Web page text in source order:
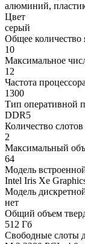
алюминий,
Цвет
серый
Общее количество
10
Максимальное
12
Частота процессора
1300
Тип оперативной
DDR5
Количество
2
Максимальный
64
Модель
Intel Iris Xe
Модель
нет
Общий объем
512 Гб
Свободные слоты